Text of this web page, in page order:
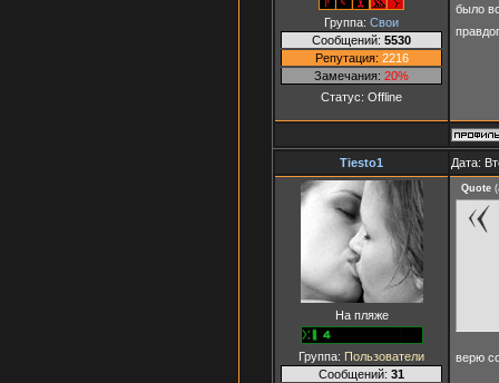
Группа: Свои
Сообщений: 5530
Репутация: 2216
Замечания: 20%
Статус: Offline
было
Tiesto1 Дата:
На пляже
Группа: Пользователи
Сообщений: 31
Quote (
верю